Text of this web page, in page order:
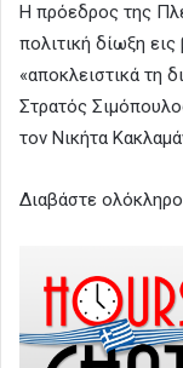
Η πρόεδρος της
πολιτική δίωξη
«αποκλειστικά τη
Στρατός
τον Νικήτα
Διαβάστε